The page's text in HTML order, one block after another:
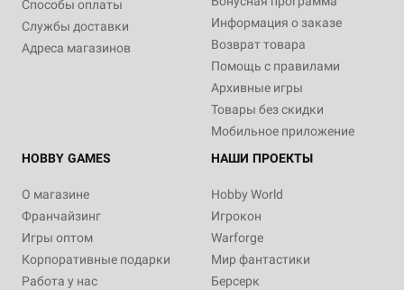
Способы оплаты
Службы доставки
Адреса магазинов
Информация о заказе
Возврат товара
Помощь с правилами
Архивные игры
Товары без скидки
Мобильное приложение
HOBBY GAMES
О магазине
Франчайзинг
Игры оптом
Корпоративные подарки
Работа у нас
НАШИ ПРОЕКТЫ
Hobby World
Игрокон
Warforge
Мир фантастики
Берсерк